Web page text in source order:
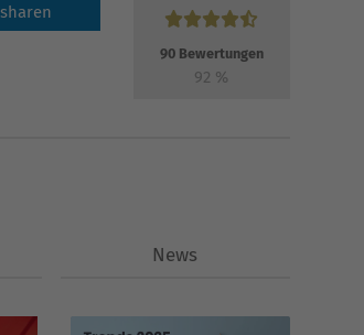
sharen
90Bewertungen
92 %
News